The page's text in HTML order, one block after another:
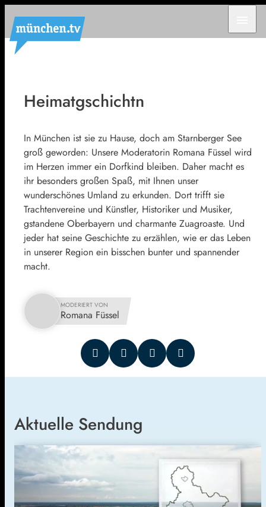
Heimatgschichtn
In München ist sie zu Hause, doch am Starnberger See
groß geworden: Unsere Moderatorin Romana Füssel wird
im Herzen immer ein Dorfkind bleiben. Daher macht es
ihr besonders großen Spaß, mit Ihnen unser
wunderschönes Umland zu erkunden. Dort trifft sie
Trachtenvereine und Künstler, Historiker und Musiker,
gstandene Oberbayern und charmante Zuagroaste. Und
jeder hat seine Geschichte zu erzählen, wie er das Leben
in unserer Region ein bisschen bunter und spannender
macht.
MODERIERT VON
Romana Füssel
Aktuelle Sendung